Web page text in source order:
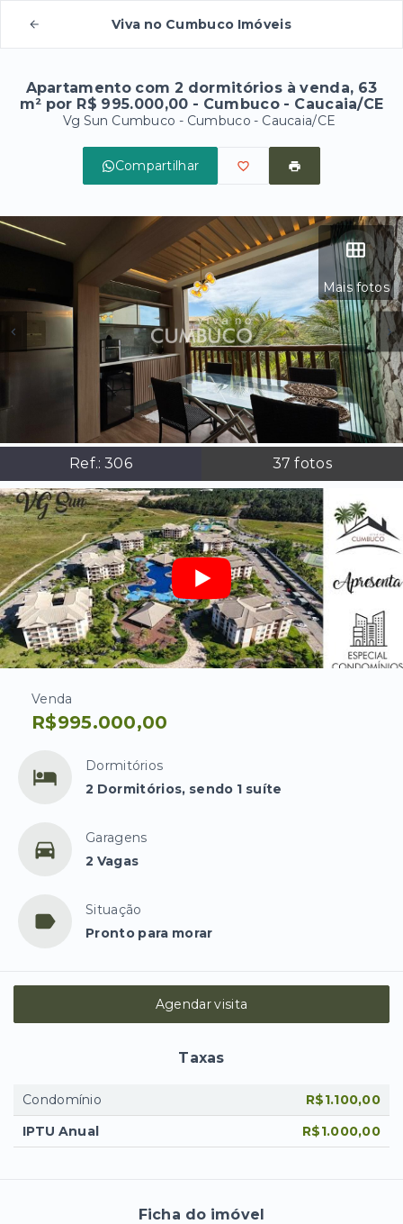
Viva no Cumbuco Imóveis
Apartamento com 2 dormitórios à venda, 63
m² por R$ 995.000,00 - Cumbuco - Caucaia/CE
Vg Sun Cumbuco - Cumbuco - Caucaia/CE
Compartilhar
Mais fotos
Ref.:306 37 fotos
Venda
R$995.000,00
Dormitórios
2 Dormitórios, sendo 1 suíte
Garagens
2 Vagas
Situação
Pronto para morar
Agendar visita
Taxas
Condomínio
R$1.100,00
IPTU Anual
R$1.000,00
Ficha do imóvel